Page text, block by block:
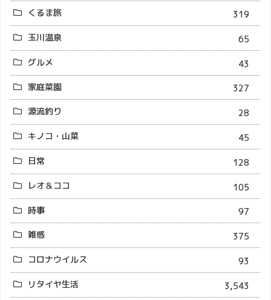
くるま旅
319
玉川温泉
65
グルメ
43
家庭菜園
327
源流釣り
28
キノコ・山菜
45
日常
128
レオ＆ココ
105
時事
97
雑感
375
コロナウイルス
93
リタイヤ生活
3,543